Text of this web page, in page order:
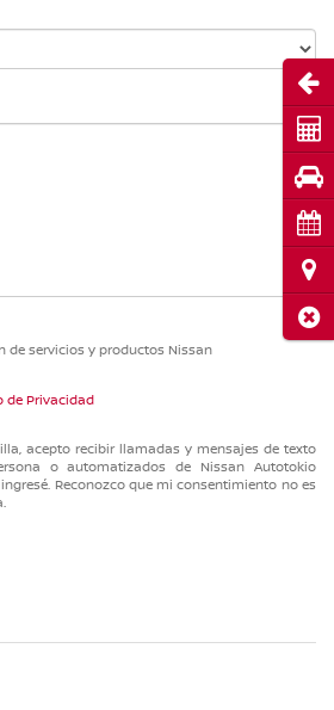
de servicios y productos Nissan
de Privacidad
acepto recibir llamadas y mensajes de texto
o automatizados de Nissan Autotokio
Reconozco que mi consentimiento no es